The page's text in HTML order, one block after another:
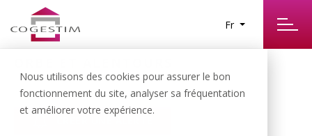
Nous utilisons des cookies pour assurer le bon
fonctionnement du site, analyser sa fréquentation
et améliorer votre expérience.
Fr
4RÉSULTATS TROUVÉS
CRÉER UNE ALERTE